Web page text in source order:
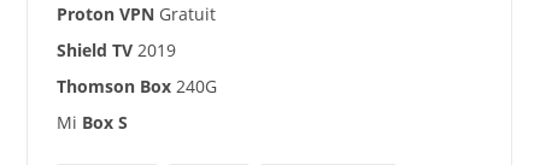
Proton VPN Gratuit
Shield TV2019
Thomson Box240G
Mi Box S